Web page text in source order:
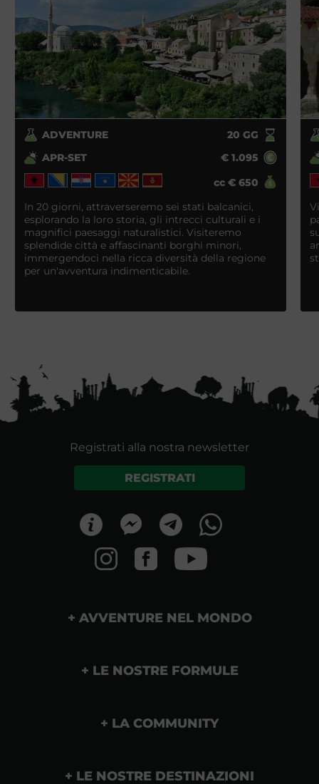
ADVENTURE 20 GG
APR-SET
€ 1.095
cc€ 650
In 20 giorni, attraverseremo sei stati balcanici,
esplorando la loro storia, gli intrecci culturali e i
magnifici paesaggi naturalistici. Visiteremo
splendide città e affascinanti borghi minori,
immergendoci nella ricca diversità della regione
per un'avventura indimenticabile.
Registrati alla nostra newsletter
REGISTRATI
AVVENTURE NEL MONDO
LE NOSTRE FORMULE
LA COMMUNITY
LE NOSTRE DESTINAZIONI